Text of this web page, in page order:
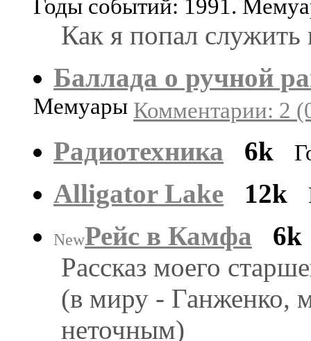
Годы событий: 1991.
Как я попал служить
Баллада о ручной
Мемуары Комментарии: 2
Радиотехника 6k
Alligator Lake 12k
NewРейс в Камфа
6k
Рассказ моего
(в миру - Ганженко,
неточным)